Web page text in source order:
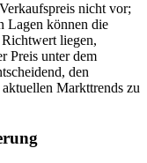
nicht vor;
Lagen können die
liegen,
Preis unter dem
den
Markttrends zu